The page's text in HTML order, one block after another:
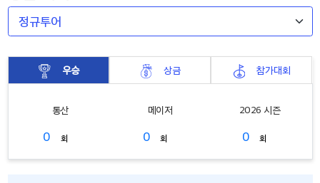
우승 상금 참가대회
통산
0 회
메이저
0 회
2026 시즌
0 회